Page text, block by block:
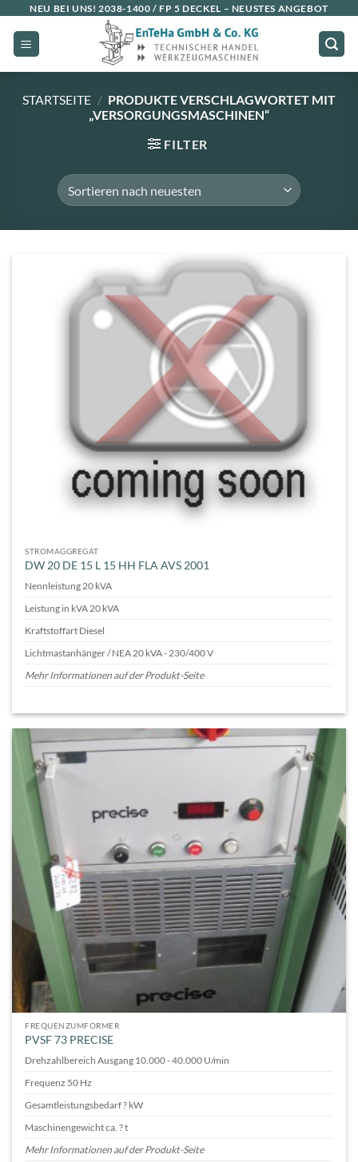
Inhalt
springen
NEU BEI UNS! 2038-1400 / FP 5 DECKEL – NEUSTES ANGEBOT
STARTSEITE / PRODUKTE VERSCHLAGWORTET MIT
„VERSORGUNGSMASCHINEN“
FILTER
STROMAGGREGAT
DW 20 DE 15 L 15 HH FLA AVS 2001
Nennleistung 20 kVA
Leistung in kVA 20 kVA
Kraftstoffart Diesel
Lichtmastanhänger / NEA 20 kVA - 230/400 V
Mehr Informationen auf der Produkt-Seite
FREQUENZUMFORMER
PVSF 73 PRECISE
Drehzahlbereich Ausgang 10.000 - 40.000 U/min
Frequenz 50 Hz
Gesamtleistungsbedarf ? kW
Maschinengewicht ca. ? t
Mehr Informationen auf der Produkt-Seite